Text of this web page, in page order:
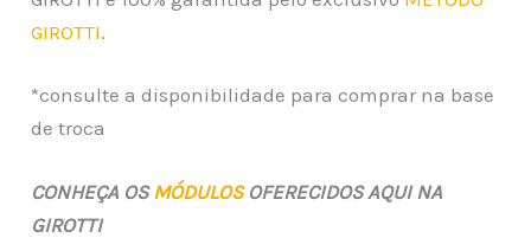
GIROTTI.
*consulte a disponibilidade para comprar na base
de troca
CONHEÇA OSMÓDULOSOFERECIDOS AQUI NA
GIROTTI